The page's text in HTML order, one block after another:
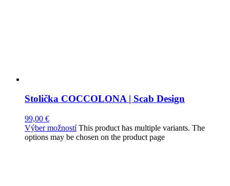
Stolička COCCOLONA | Scab Design
99,00 €
Výber možností This product has multiple variants. The
options may be chosen on the product page